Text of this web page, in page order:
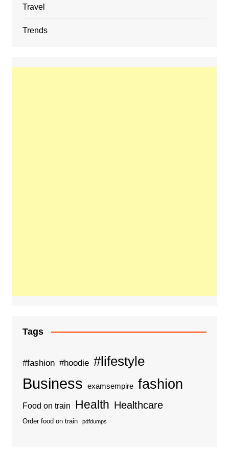
Travel
Trends
Tags
#fashion #hoodie #lifestyle
Business examsempire fashion
Food on train Health Healthcare
Order food on train pdfdumps